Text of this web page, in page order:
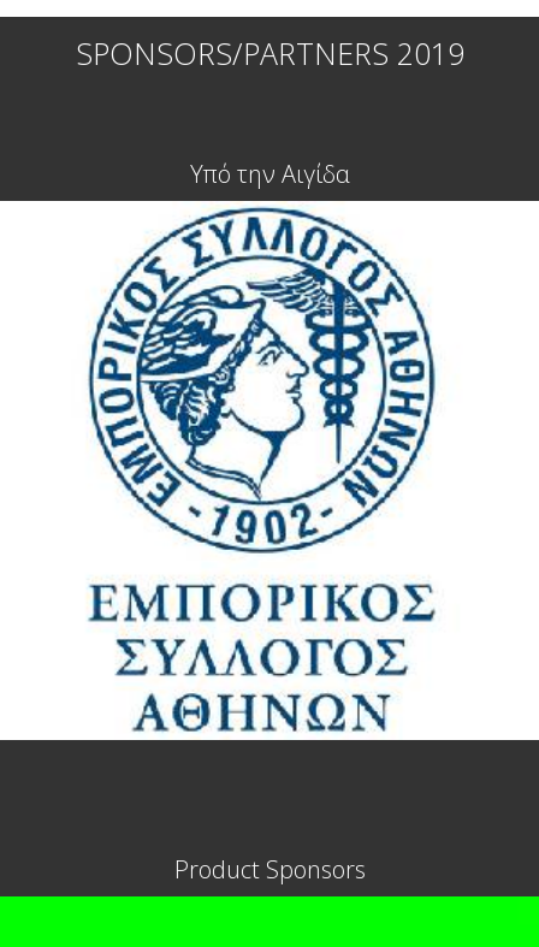
SPONSORS/PARTNERS 2019
Υπό την Αιγίδα
Product Sponsors